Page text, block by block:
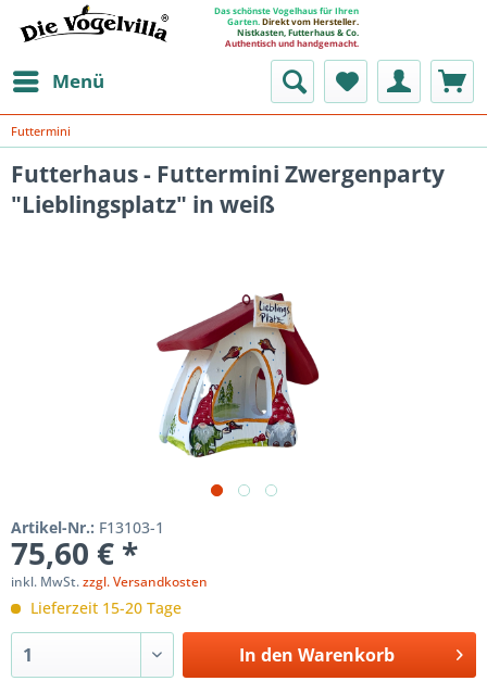
Das schönste Vogelhaus für Ihren
Garten. Direkt vom Hersteller.
Nistkasten, Futterhaus & Co.
Authentisch und handgemacht.
Menü
Futtermini
Futterhaus - Futtermini Zwergenparty
"Lieblingsplatz" in weiß
Artikel-Nr.: F13103-1
75,60 € *
inkl. MwSt.zzgl. Versandkosten
Lieferzeit 15-20 Tage
In den Warenkorb